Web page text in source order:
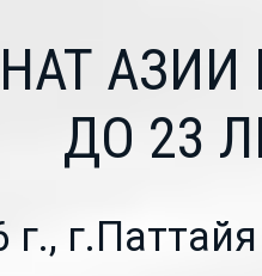
ДО 23
г.,